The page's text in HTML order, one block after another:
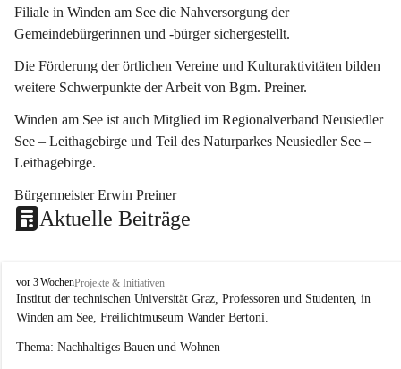
Filiale in Winden am See die Nahversorgung der
Gemeindebürgerinnen und -bürger sichergestellt.
Die Förderung der örtlichen Vereine und Kulturaktivitäten bilden
weitere Schwerpunkte der Arbeit von Bgm. Preiner.
Winden am See ist auch Mitglied im Regionalverband Neusiedler
See – Leithagebirge und Teil des Naturparkes Neusiedler See –
Leithagebirge.
Bürgermeister Erwin Preiner
Aktuelle Beiträge
W
i
n
e
vor 3 WochenProjekte & Initiativen
Institut der technischen Universität Graz, Professoren und Studenten, in
Winden am See, Freilichtmuseum Wander Bertoni.
Thema: Nachhaltiges Bauen und Wohnen